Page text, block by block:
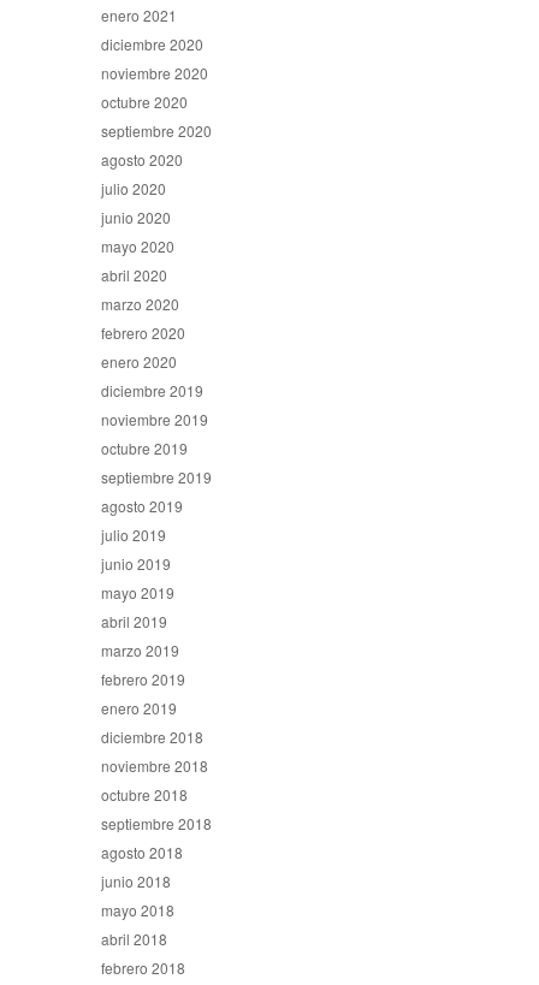
enero 2021
diciembre 2020
noviembre 2020
octubre 2020
septiembre 2020
agosto 2020
julio 2020
junio 2020
mayo 2020
abril 2020
marzo 2020
febrero 2020
enero 2020
diciembre 2019
noviembre 2019
octubre 2019
septiembre 2019
agosto 2019
julio 2019
junio 2019
mayo 2019
abril 2019
marzo 2019
febrero 2019
enero 2019
diciembre 2018
noviembre 2018
octubre 2018
septiembre 2018
agosto 2018
junio 2018
mayo 2018
abril 2018
febrero 2018